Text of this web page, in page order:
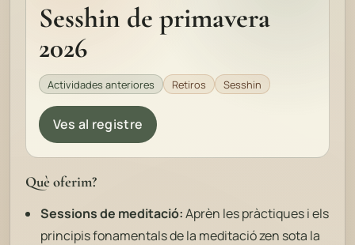
Sesshin de primavera
2026
Actividades anteriores Retiros Sesshin
Ves al registre
Què oferim?
Sessions de meditació:Aprèn les pràctiques i els
principis fonamentals de la meditació zen sota la